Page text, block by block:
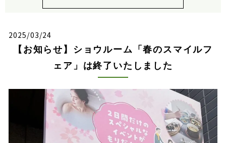
2025/03/24
【お知らせ】ショウルーム「春のスマイルフ
ェア」は終了いたしました